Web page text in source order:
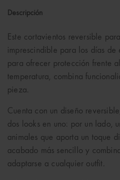
Descripción
Este cortavientos reversible
imprescindible para los días de
para ofrecer protección frente
temperatura, combina
pieza.
Cuenta con un diseño
dos looks en uno: por un lado,
animales que aporta un toque
acabado más sencillo y
adaptarse a cualquier outfit.